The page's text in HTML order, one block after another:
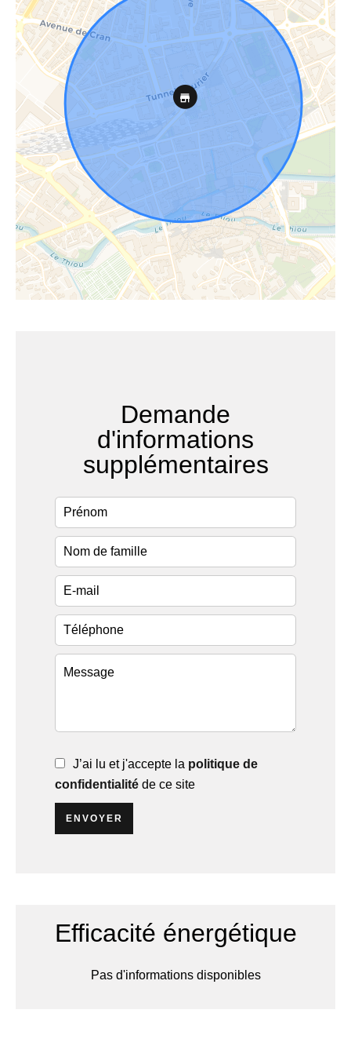
Demande
d'informations
supplémentaires
J’ai lu et j'accepte la politique de
confidentialité de ce site
ENVOYER
Efficacité énergétique
Pas d'informations disponibles